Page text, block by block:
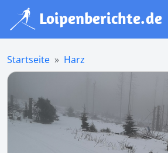
Startseite Harz